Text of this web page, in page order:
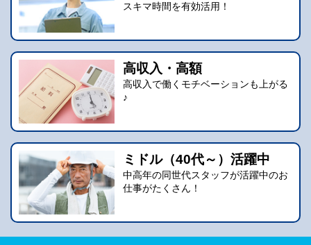
スキマ時間を有効活用！
高収入・高額
高収入で働くモチベーションも上がる
♪
ミドル（40代～）活躍中
中高年の同世代スタッフが活躍中のお
仕事がたくさん！